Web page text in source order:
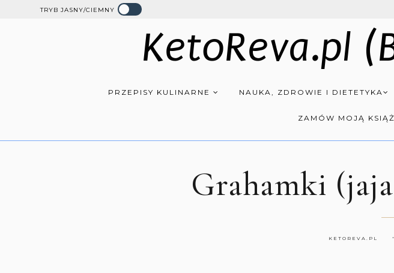
TRYB JASNY/CIEMNY
KetoReva.pl
PRZEPISY KULINARNE NAUKA, ZDROWIE I DIETETYKA
ZAMÓW MOJĄ
Grahamki
KETOREVA.PL